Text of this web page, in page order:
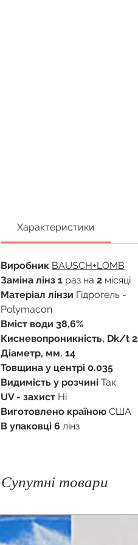
Характеристики
Виробник BAUSCH+LOMB
Заміна лінз 1 раз на 2 місяці
Матеріал лінзи Гідрогель -
Polymacon
Вміст води 38,6%
Кисневопроникність, Dk/t
Діаметр, мм. 14
Товщина у центрі 0.035
Видимість у розчині Так
UV - захист Ні
Виготовлено країною США
В упаковці 6 лінз
Супутні товари